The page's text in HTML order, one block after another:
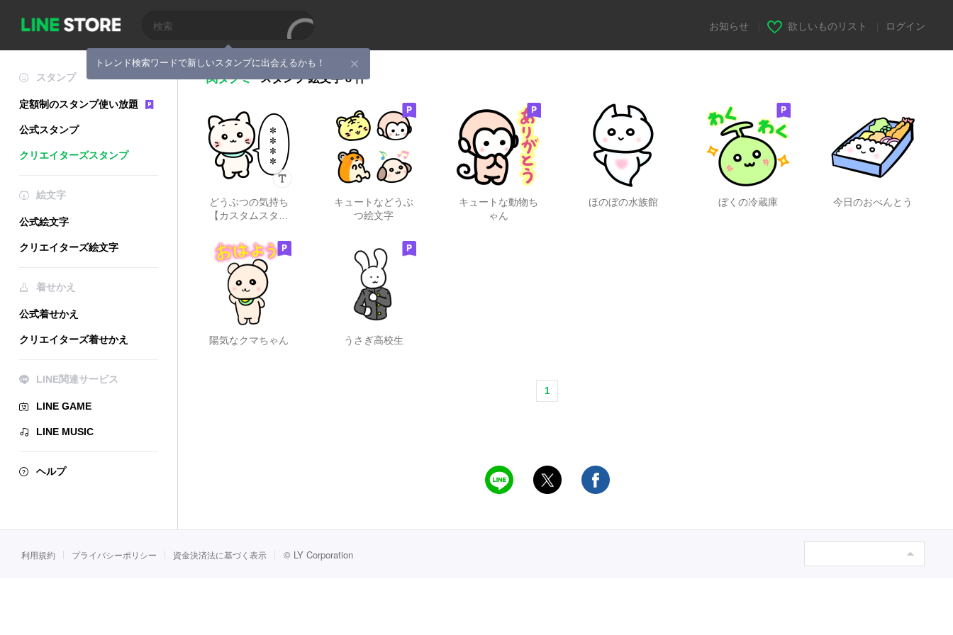
トレンド検索ワードで新しいスタンプに出会えるかも！
お知らせ 欲しいものリスト ログイン
スタンプ
定額制のスタンプ使い放題
公式スタンプ
クリエイターズスタンプ
絵文字
公式絵文字
クリエイターズ絵文字
着せかえ
公式着せかえ
クリエイターズ着せかえ
LINE関連サービス
LINE GAME
LINE MUSIC
ヘルプ
関タクミ スタンプ 絵文字 8 件
どうぶつの気持ち
【カスタムスタン
キュートなどうぶ
つ絵文字
キュートな動物ち
ゃん
ほのぼの水族館 ぼくの冷蔵庫 今日のおべんとう
陽気なクマちゃん うさぎ高校生
1
利用規約 プライバシーポリシー 資金決済法に基づく表示 © LY Corporation